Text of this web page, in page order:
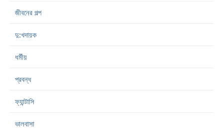
জীবনের গল্প
দু:খদায়ক
ধর্মীয়
প্রবন্ধ
ফ্যান্টাসি
ভালবাসা